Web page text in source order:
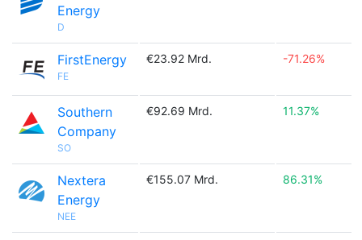
Energy
D
FirstEnergy
FE
€23.92 Mrd. -71.26%
Southern
Company
SO
€92.69 Mrd. 11.37%
Nextera
Energy
NEE
€155.07 Mrd. 86.31%